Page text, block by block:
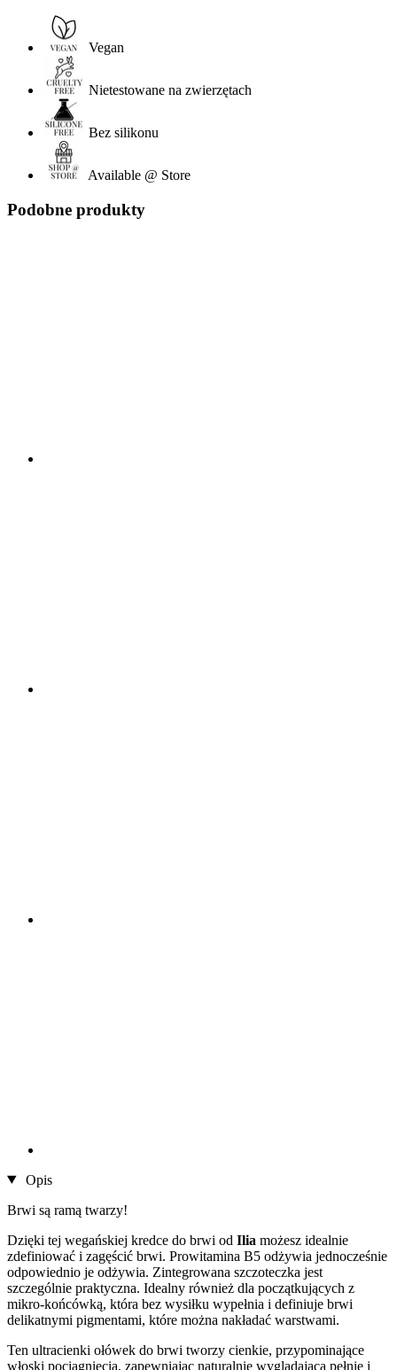
Vegan
Nietestowane na zwierzętach
Bez silikonu
Available @ Store
Podobne produkty
Opis
Brwi są ramą twarzy!
Dzięki tej wegańskiej kredce do brwi od Ilia możesz idealnie
zdefiniować i zagęścić brwi. Prowitamina B5 odżywia jednocześnie
odpowiednio je odżywia. Zintegrowana szczoteczka jest
szczególnie praktyczna. Idealny również dla początkujących z
mikro-końcówką, która bez wysiłku wypełnia i definiuje brwi
delikatnymi pigmentami, które można nakładać warstwami.
Ten ultracienki ołówek do brwi tworzy cienkie, przypominające
włoski pociągnięcia, zapewniając naturalnie wyglądającą pełnię i